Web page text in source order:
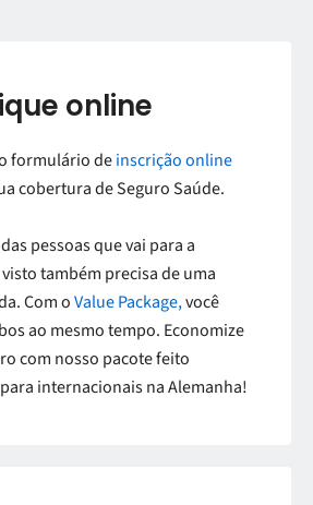
online
formulário deinscrição online
cobertura de Seguro Saúde.
pessoas que vai para a
também precisa de uma
Com oValue Package,você
ao mesmo tempo. Economize
com nosso pacote feito
internacionais na Alemanha!